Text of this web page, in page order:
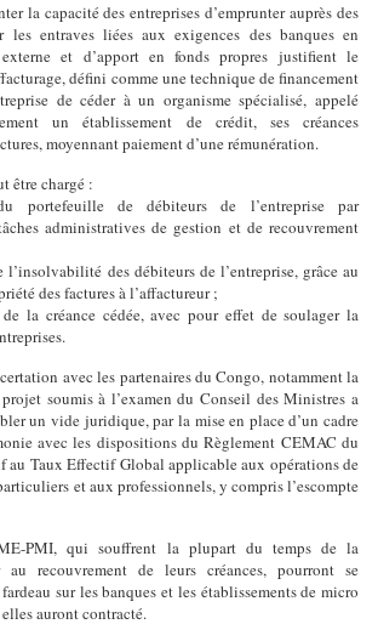
la capacité des entreprises d’emprunter auprès des
les entraves liées aux exigences des banques en
et d’apport en fonds propres justifient le
défini comme une technique de financement
de céder à un organisme spécialisé, appelé
un établissement de crédit, ses créances
moyennant paiement d’une rémunération.
être chargé :
de débiteurs de l’entreprise par
administratives de gestion et de recouvrement
des débiteurs de l’entreprise, grâce au
des factures à l’affactureur ;
la créance cédée, avec pour effet de soulager la
avec les partenaires du Congo, notamment la
soumis à l’examen du Conseil des Ministres a
un vide juridique, par la mise en place d’un cadre
avec les dispositions du Règlement CEMAC du
au Taux Effectif Global applicable aux opérations de
et aux professionnels, y compris l’escompte
PMI, qui souffrent la plupart du temps de la
recouvrement de leurs créances, pourront se
sur les banques et les établissements de micro
auront contracté.